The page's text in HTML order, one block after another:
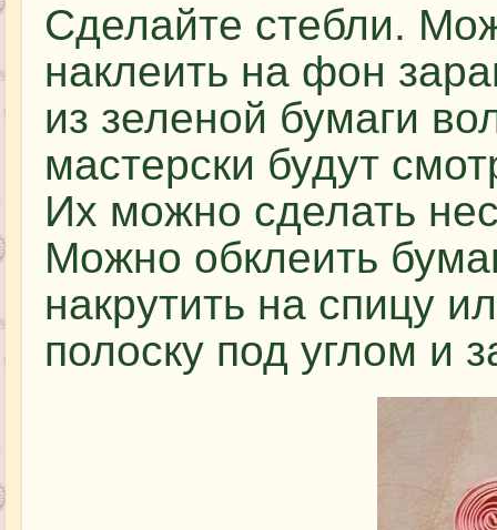
Сделайте стебли.
наклеить на фон
из зеленой бумаги
мастерски будут
Их можно сделать
Можно обклеить
накрутить на спицу
полоску под углом и